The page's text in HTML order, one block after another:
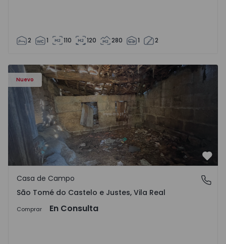
2 1 110 120 280 1 2
Nuevo
Casa Vila Real, São Tomé do Castelo e Justes - 1575189 - 1
São Tomé do Castelo e Justes, Vila Real
Casa de Campo
São Tomé do Castelo e Justes, Vila Real
Comprar En Consulta